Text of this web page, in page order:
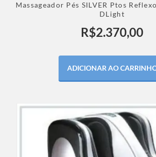
Massageador Pés SILVER Ptos
DLight
R$2.370,00
ADICIONAR AO